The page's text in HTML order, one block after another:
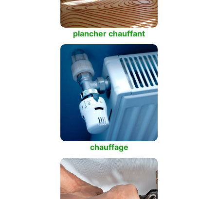
plancher chauffant
chauffage